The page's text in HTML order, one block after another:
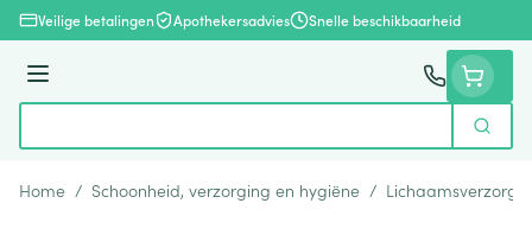
Ga naar de inhoud
Veilige betalingen Apothekersadvies Snelle beschikbaarheid
Menu
Zoek
Home / Schoonheid, verzorging en hygiëne /